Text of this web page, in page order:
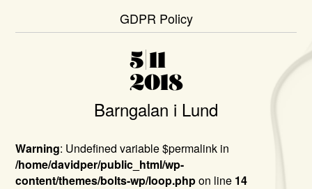
GDPR Policy
5|11
2018
Barngalan i Lund
Warning: Undefined variable $permalink in
/home/davidper/public_html/wp-
content/themes/bolts-wp/loop.phpon line 14